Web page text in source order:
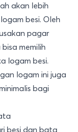
akan lebih
besi. Oleh
pagar
memilih
logam besi.
logam ini juga
bagi